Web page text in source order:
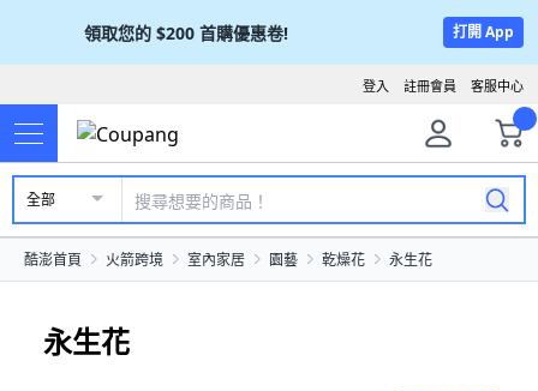
領取您的 $200 首購優惠卷! 打開 App
客服中心
註冊會員
登入
全部
酷澎首頁 火箭跨境 室內家居 園藝 乾燥花 永生花
永生花